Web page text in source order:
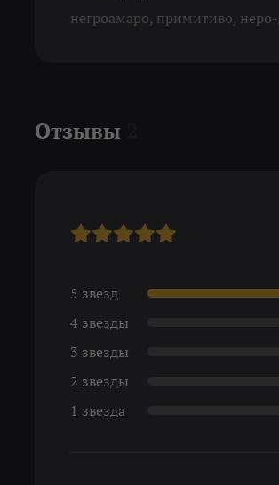
негроамаро, примитиво,
Отзывы
5 звезд
4 звезды
3 звезды
2 звезды
1 звезда